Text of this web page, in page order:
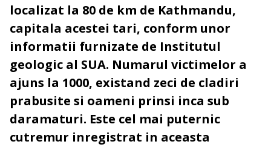
localizat la 80 de km de Kathmandu,
capitala acestei tari, conform unor
informatii furnizate de Institutul
geologic al SUA. Numarul victimelor a
ajuns la 1000, existand zeci de cladiri
prabusite si oameni prinsi inca sub
daramaturi. Este cel mai puternic
cutremur inregistrat in aceasta